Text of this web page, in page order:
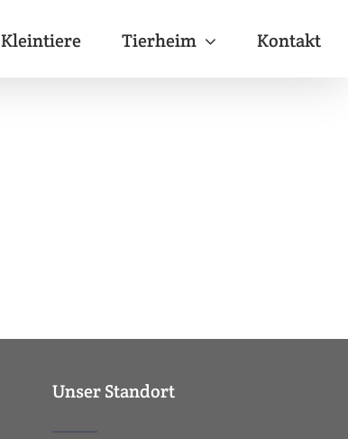
Kleintiere Tierheim Kontakt
Unser Standort